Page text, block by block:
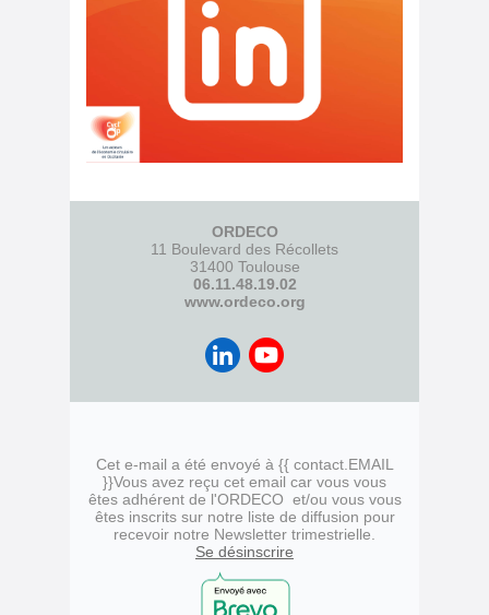
ORDECO
11 Boulevard des Récollets
31400 Toulouse
06.11.48.19.02
www.ordeco.org
Cet e-mail a été envoyé à {{ contact.EMAIL
}}Vous avez reçu cet email car vous vous
êtes adhérent de l'ORDECO et/ou vous vous
êtes inscrits sur notre liste de diffusion pour
recevoir notre Newsletter trimestrielle.
Se désinscrire